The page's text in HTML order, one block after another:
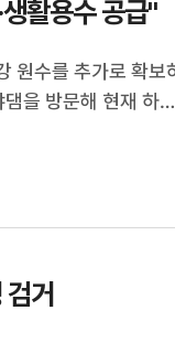
활용수 공급"
원수를 추가로 확보
을 방문해 현재 하루
지역에는 병입한 수
거